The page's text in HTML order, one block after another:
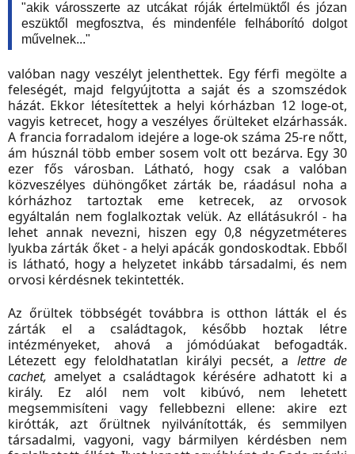
"akik városszerte az utcákat róják értelmüktől és józan
eszüktől megfosztva, és mindenféle felháborító dolgot
művelnek..."
valóban nagy veszélyt jelenthettek. Egy férfi megölte a
feleségét, majd felgyújtotta a saját és a szomszédok
házát. Ekkor létesítettek a helyi kórházban 12 loge-ot,
vagyis ketrecet, hogy a veszélyes őrülteket elzárhassák.
A francia forradalom idejére a loge-ok száma 25-re nőtt,
ám húsznál több ember sosem volt ott bezárva. Egy 30
ezer fős városban. Látható, hogy csak a valóban
közveszélyes dühöngőket zárták be, ráadásul noha a
kórházhoz tartoztak eme ketrecek, az orvosok
egyáltalán nem foglalkoztak velük. Az ellátásukról - ha
lehet annak nevezni, hiszen egy 0,8 négyzetméteres
lyukba zárták őket - a helyi apácák gondoskodtak. Ebből
is látható, hogy a helyzetet inkább társadalmi, és nem
orvosi kérdésnek tekintették.
Az őrültek többségét továbbra is otthon látták el és
zárták el a családtagok, később hoztak létre
intézményeket, ahová a jómódúakat befogadták.
Létezett egy feloldhatatlan királyi pecsét, a lettre de
cachet, amelyet a családtagok kérésére adhatott ki a
király. Ez alól nem volt kibúvó, nem lehetett
megsemmisíteni vagy fellebbezni ellene: akire ezt
kirótták, azt őrültnek nyilvánították, és semmilyen
társadalmi, vagyoni, vagy bármilyen kérdésben nem